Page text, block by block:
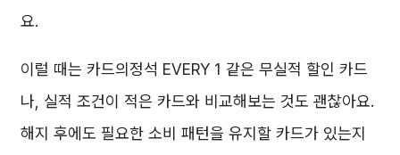
요.
이럴 때는 카드의정석 EVERY 1 같은 무실적 할인 카드
나, 실적 조건이 적은 카드와 비교해보는 것도 괜찮아요.
해지 후에도 필요한 소비 패턴을 유지할 카드가 있는지